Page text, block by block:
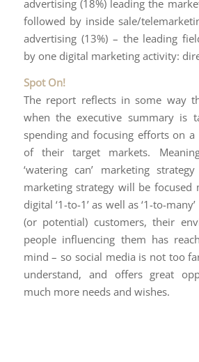
advertising (18%) leading the
followed by inside sale/
advertising (13%) – the leading
by one digital marketing activity:
Spot On!
The report reflects in some way
when the executive summary is
spending and focusing efforts on
of their target markets.
‘watering can’ marketing
marketing strategy will be focused
digital ‘1-to-1’ as well as ‘1-to-
(or potential) customers, their
people influencing them has
mind – so social media is not too
understand, and offers great
much more needs and wishes.